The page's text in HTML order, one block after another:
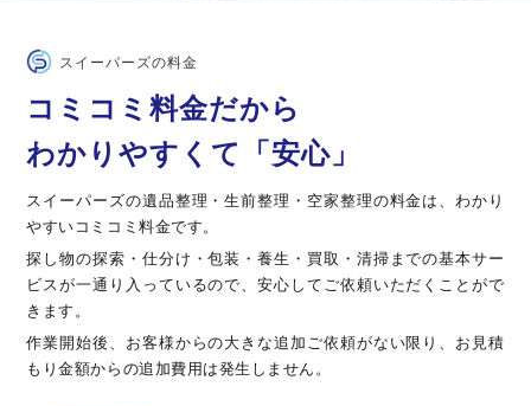
スイーパーズの料金
コミコミ料金だから
わかりやすくて「安心」
スイーパーズの遺品整理・生前整理・空家整理の料金は、わかり
やすいコミコミ料金です。
探し物の探索・仕分け・包装・養生・買取・清掃までの基本サー
ビスが一通り入っているので、安心してご依頼いただくことがで
きます。
作業開始後、お客様からの大きな追加ご依頼がない限り、お見積
もり金額からの追加費用は発生しません。